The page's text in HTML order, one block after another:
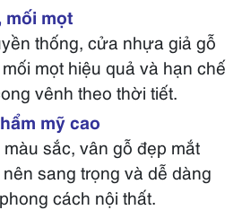
mối mọt
thống, cửa nhựa giả gỗ
mọt hiệu quả và hạn chế
vênh theo thời tiết.
mỹ cao
sắc, vân gỗ đẹp mắt
sang trọng và dễ dàng
cách nội thất.